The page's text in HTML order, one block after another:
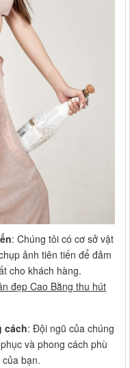
: Chúng tôi có cơ sở vật
ảnh tiên tiến để đảm
cho khách hàng.
đẹp Cao Bằng thu hút
cách: Đội ngũ của chúng
và phong cách phù
bạn.